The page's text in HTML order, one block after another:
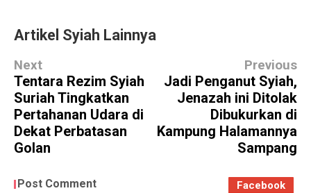
Artikel Syiah Lainnya
Next
Tentara Rezim Syiah
Suriah Tingkatkan
Pertahanan Udara di
Dekat Perbatasan
Golan
Previous
Jadi Penganut Syiah,
Jenazah ini Ditolak
Dibukurkan di
Kampung Halamannya
Sampang
Post Comment Facebook